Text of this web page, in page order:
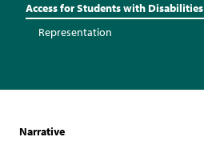
Access for Students with Disabilities
Representation
Narrative